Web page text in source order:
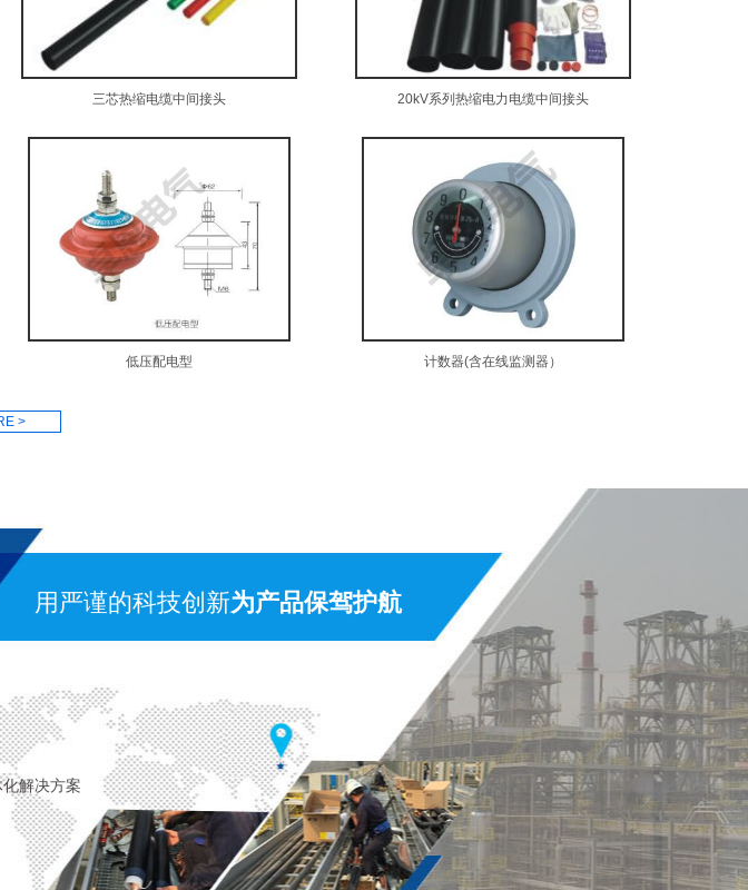
三芯热缩电缆中间接头 20kV系列热缩电力电缆中间接头
低压配电型 计数器(含在线监测器）
>
用严谨的科技创新为产品保驾护航
解决方案